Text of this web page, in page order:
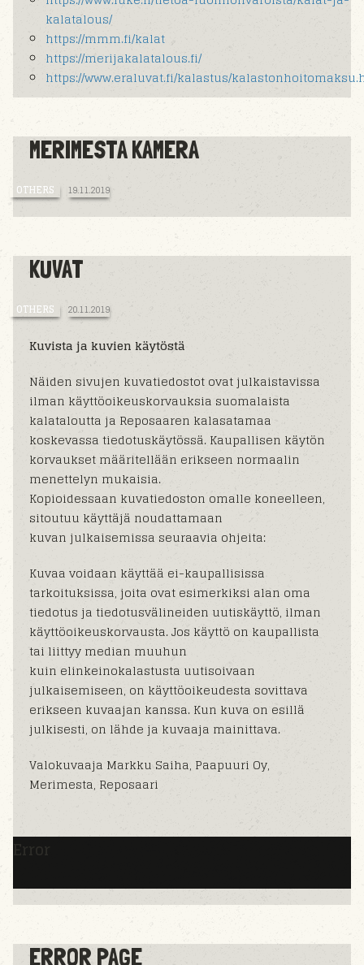
kalatalous/
https://mmm.fi/kalat
https://merijakalatalous.fi/
https://www.eraluvat.fi/kalastus/
MERIMESTA KAMERA
OTHERS 19.11.2019
KUVAT
OTHERS 20.11.2019
Kuvista ja kuvien käytöstä
Näiden sivujen kuvatiedostot ovat julkaistavissa
ilman käyttöoikeuskorvauksia suomalaista
kalataloutta ja Reposaaren kalasatamaa
koskevassa tiedotuskäytössä. Kaupallisen käytön
korvaukset määritellään erikseen normaalin
menettelyn mukaisia.
Kopioidessaan kuvatiedoston omalle koneelleen,
sitoutuu käyttäjä noudattamaan
kuvan julkaisemissa seuraavia ohjeita:
Kuvaa voidaan käyttää ei-kaupallisissa
tarkoituksissa, joita ovat esimerkiksi alan oma
tiedotus ja tiedotusvälineiden uutiskäyttö, ilman
käyttöoikeuskorvausta. Jos käyttö on kaupallista
tai liittyy median muuhun
kuin elinkeinokalastusta uutisoivaan
julkaisemiseen, on käyttöoikeudesta sovittava
erikseen kuvaajan kanssa. Kun kuva on esillä
julkisesti, on lähde ja kuvaaja mainittava.
Valokuvaaja Markku Saiha, Paapuuri Oy,
Merimesta, Reposaari
Error
ERROR PAGE